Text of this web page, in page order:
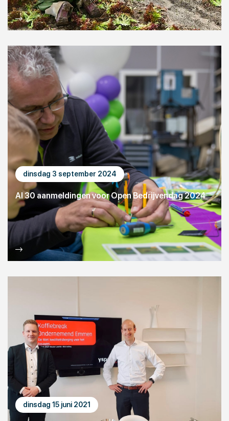
dinsdag 3 september 2024
Al 30 aanmeldingen voor Open Bedrijvendag 2024
dinsdag 15 juni 2021